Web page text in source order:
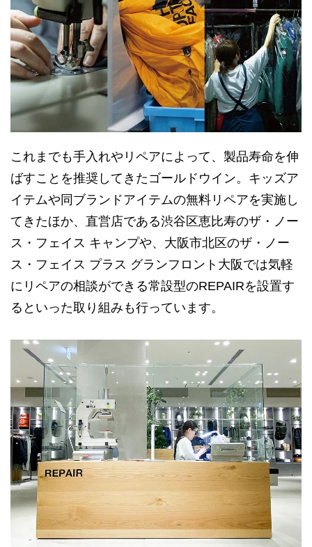
これまでも手入れやリペアによって、製品寿命を伸
ばすことを推奨してきたゴールドウイン。キッズア
イテムや同ブランドアイテムの無料リペアを実施し
てきたほか、直営店である渋谷区恵比寿のザ・ノー
ス・フェイス キャンプや、大阪市北区のザ・ノー
ス・フェイス プラス グランフロント大阪では気軽
にリペアの相談ができる常設型のREPAIRを設置す
るといった取り組みも行っています。